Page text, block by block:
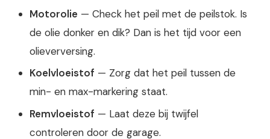
Motorolie — Check het peil met de peilstok. Is
de olie donker en dik? Dan is het tijd voor een
olieverversing.
Koelvloeistof — Zorg dat het peil tussen de
min- en max-markering staat.
Remvloeistof — Laat deze bij twijfel
controleren door de garage.